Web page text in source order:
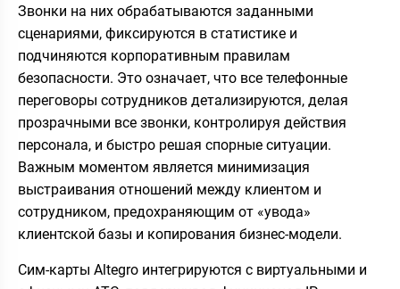
Звонки на них обрабатываются заданными
сценариями, фиксируются в статистике и
подчиняются корпоративным правилам
безопасности. Это означает, что все телефонные
переговоры сотрудников детализируются, делая
прозрачными все звонки, контролируя действия
персонала, и быстро решая спорные ситуации.
Важным моментом является минимизация
выстраивания отношений между клиентом и
сотрудником, предохраняющим от «увода»
клиентской базы и копирования бизнес-модели.
Сим-карты Altegro интегрируются с виртуальными и